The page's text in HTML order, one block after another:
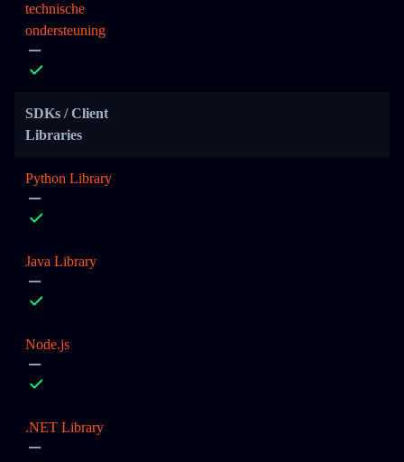
technische
ondersteuning
SDKs / Client
Libraries
Python Library
Java Library
Node.js
.NET Library